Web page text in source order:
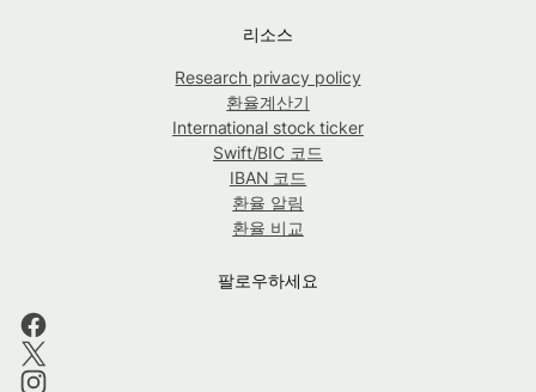
리소스
Research privacy policy
환율계산기
International stock ticker
Swift/BIC 코드
IBAN 코드
환율 알림
환율 비교
팔로우하세요